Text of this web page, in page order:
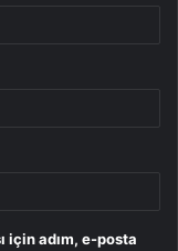
için adım, e-posta